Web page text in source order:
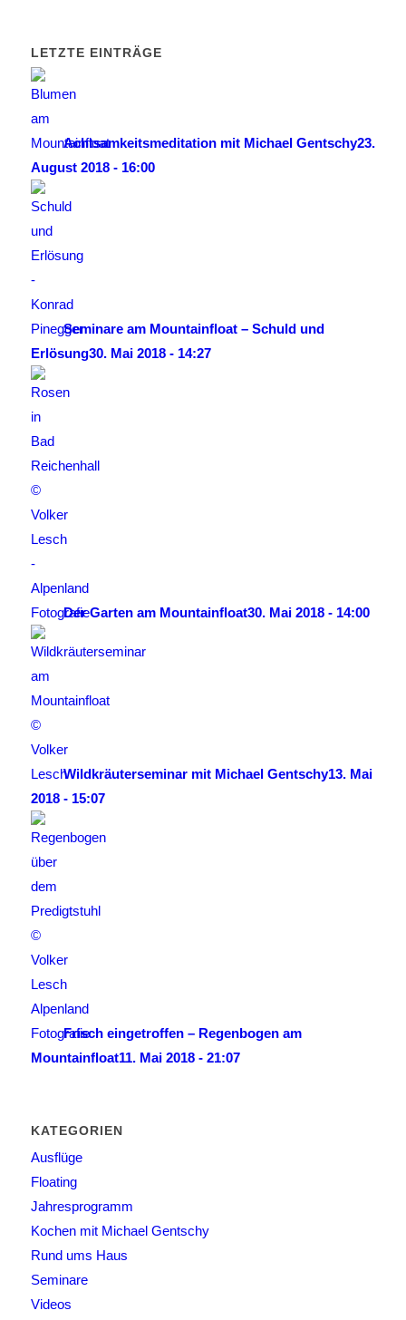
LETZTE EINTRÄGE
Achtsamkeitsmeditation mit Michael Gentschy23.
August 2018 - 16:00
Seminare am Mountainfloat – Schuld und
Erlösung30. Mai 2018 - 14:27
Der Garten am Mountainfloat30. Mai 2018 - 14:00
Wildkräuterseminar mit Michael Gentschy13. Mai
2018 - 15:07
Frisch eingetroffen – Regenbogen am
Mountainfloat11. Mai 2018 - 21:07
KATEGORIEN
Ausflüge
Floating
Jahresprogramm
Kochen mit Michael Gentschy
Rund ums Haus
Seminare
Videos